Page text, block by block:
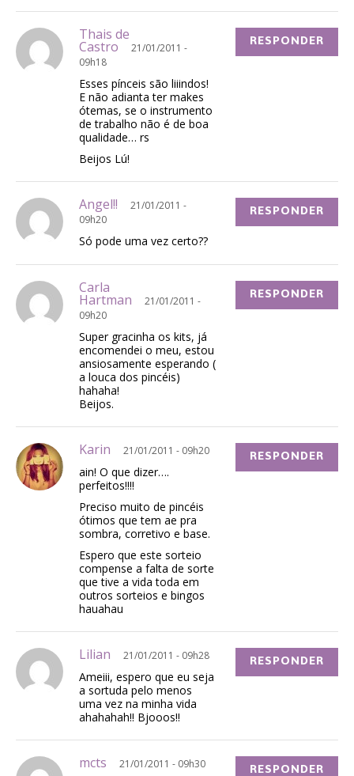
Thais de
Castro
21/01/2011 -
09h18
Esses pínceis são liiindos!
E não adianta ter makes
ótemas, se o instrumento
de trabalho não é de boa
qualidade… rs
Beijos Lú!
RESPONDER
Angel!!
21/01/2011 -
09h20
Só pode uma vez certo??
RESPONDER
Carla
Hartman
21/01/2011 -
09h20
Super gracinha os kits, já
encomendei o meu, estou
ansiosamente esperando (
a louca dos pincéis)
hahaha!
Beijos.
RESPONDER
Karin 21/01/2011 - 09h20
ain! O que dizer….
perfeitos!!!!
Preciso muito de pincéis
ótimos que tem ae pra
sombra, corretivo e base.
Espero que este sorteio
compense a falta de sorte
que tive a vida toda em
outros sorteios e bingos
hauahau
RESPONDER
Lilian 21/01/2011 - 09h28
Ameiii, espero que eu seja
a sortuda pelo menos
uma vez na minha vida
ahahahah!! Bjooos!!
RESPONDER
mcts 21/01/2011 - 09h30 RESPONDER